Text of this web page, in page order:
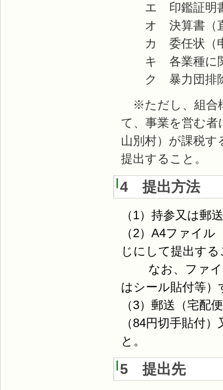
エ 印鑑証明書
オ 決算書（直
カ 委任状（申
キ 各業種に関
ク 暴力団排除
※ただし、組合
て、事業を営む者
山別村）が課税
提出すること。
4 提出方法
（1）持参又は郵
（2）A4ファイ
じにして提出す
なお、ファイル
はシール貼付等）
（3）郵送（宅配
（84円切手貼付
と。
5 提出先